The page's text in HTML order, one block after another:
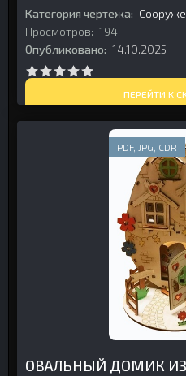
Категория чертежа:
Просмотров: 194
Опубликовано: 14.10.2025
ПЕРЕЙТИ К
PDF, JPG, CDR
ОВАЛЬНЫЙ ДОМИК